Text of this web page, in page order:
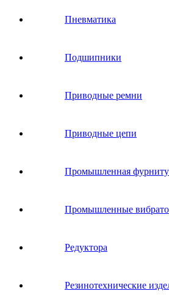
Пневматика
Подшипники
Приводные ремни
Приводные цепи
Промышленная
Промышленные
Редуктора
Резинотехнические